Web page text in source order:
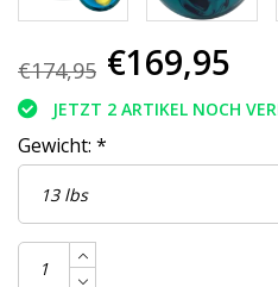
€174,95 €169,95
JETZT 2 ARTIKEL NOCH
Gewicht: *